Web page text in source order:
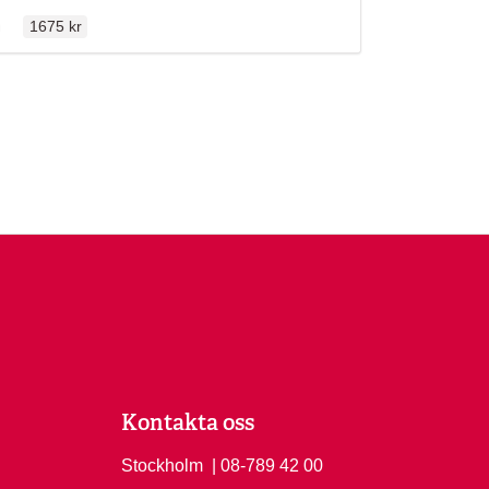
1675 kr
Kontakta oss
Stockholm Ring Stockholm på
| 08-789 42 00